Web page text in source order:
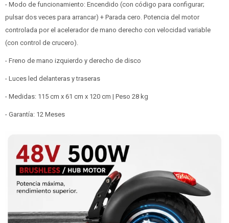
- Modo de funcionamiento: Encendido (con código para configurar;
pulsar dos veces para arrancar) + Parada cero. Potencia del motor
controlada por el acelerador de mano derecho con velocidad variable
(con control de crucero).
- Freno de mano izquierdo y derecho de disco
- Luces led delanteras y traseras
- Medidas: 115 cm x 61 cm x 120 cm | Peso 28 kg
- Garantía: 12 Meses